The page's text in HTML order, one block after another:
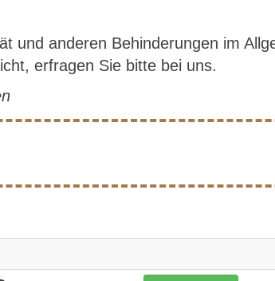
und anderen Behinderungen im
erfragen Sie bitte bei uns.